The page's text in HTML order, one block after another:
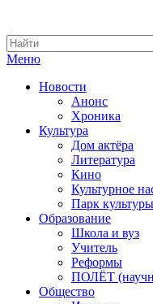
Меню
Новости
Анонс
Хроника
Культура
Дом актёра
Литература
Кино
Культурное
Парк
Образование
Школа и вуз
Учитель
Реформы
ПОЛЁТ
Общество